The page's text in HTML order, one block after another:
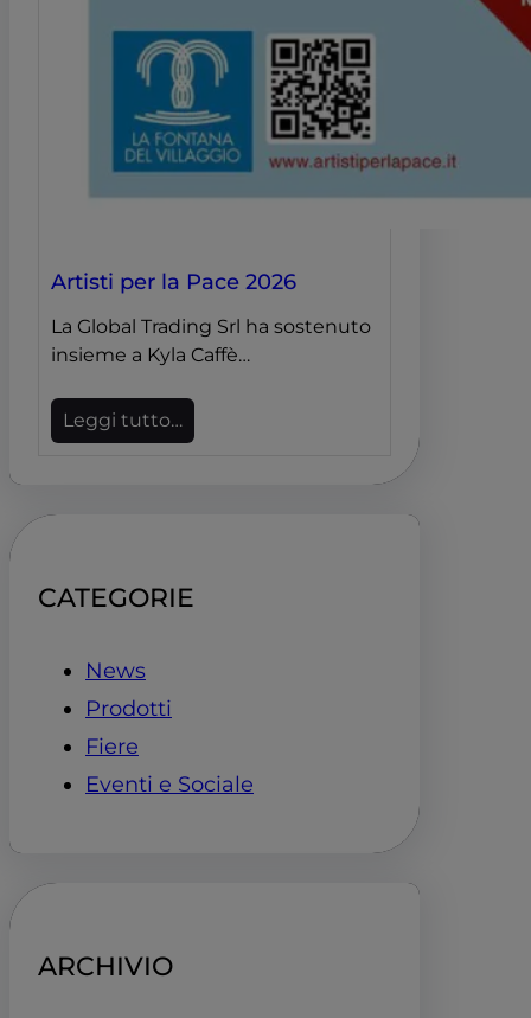
Artisti per la Pace 2026
La Global Trading Srl ha sostenuto
insieme a Kyla Caffè…
Leggi tutto…
CATEGORIE
News
Prodotti
Fiere
Eventi e Sociale
ARCHIVIO